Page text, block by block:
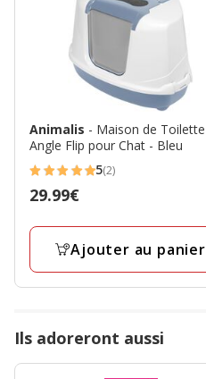
Animalis - Maison de Toilette
Angle Flip pour Chat - Bleu
5
étoiles
avec
avis
5(2)
Prix
29.99€
Ajouter au panier
Ils adoreront aussi